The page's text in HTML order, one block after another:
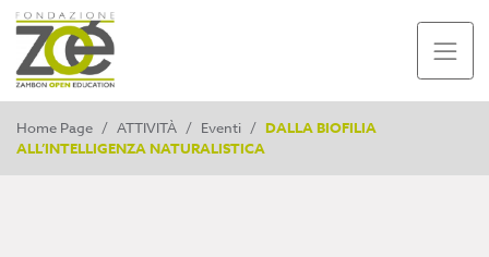
Home Page / ATTIVITÀ / Eventi / DALLA BIOFILIA
ALL’INTELLIGENZA NATURALISTICA